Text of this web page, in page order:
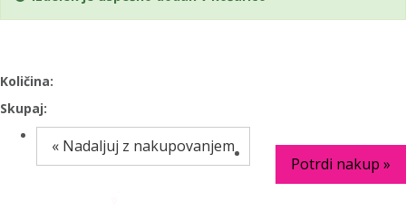
Količina:
Skupaj:
« Nadaljuj z nakupovanjem
Potrdi nakup »